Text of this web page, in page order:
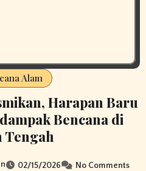
Alam
Harapan Baru
Bencana di
Tengah
02/15/2026 No Comments